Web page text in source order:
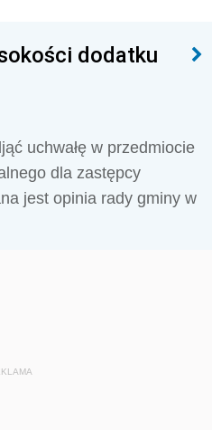
dodatku
uchwałę w przedmiocie
dla zastępcy
jest opinia rady gminy w